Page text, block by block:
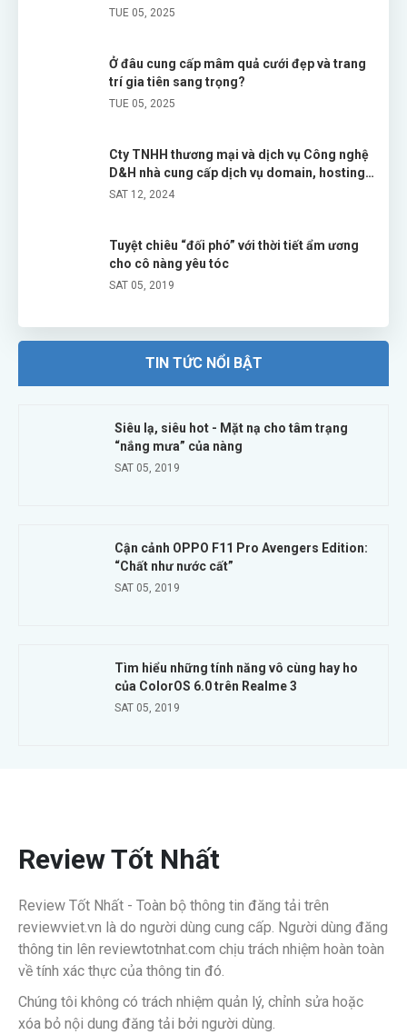
và cảm xúc...
TUE 05, 2025
Ở đâu cung cấp mâm quả cưới đẹp và trang
trí gia tiên sang trọng?
TUE 05, 2025
Cty TNHH thương mại và dịch vụ Công nghệ
D&H nhà cung cấp dịch vụ domain, hosting
chuyên nghiệp
SAT 12, 2024
Tuyệt chiêu “đối phó” với thời tiết ẩm ương
cho cô nàng yêu tóc
SAT 05, 2019
“nắng mưa” của nàng
TIN TỨC NỔI BẬT
Siêu lạ, siêu hot - Mặt nạ cho tâm trạng
“nắng mưa” của nàng
SAT 05, 2019
Cận cảnh OPPO F11 Pro Avengers Edition:
“Chất như nước cất”
SAT 05, 2019
Tìm hiểu những tính năng vô cùng hay ho
của ColorOS 6.0 trên Realme 3
SAT 05, 2019
Review Tốt Nhất
Review Tốt Nhất - Toàn bộ thông tin đăng tải trên
reviewviet.vn là do người dùng cung cấp. Người dùng đăng
thông tin lên reviewtotnhat.com chịu trách nhiệm hoàn toàn
về tính xác thực của thông tin đó.
Chúng tôi không có trách nhiệm quản lý, chỉnh sửa hoặc
xóa bỏ nội dung đăng tải bởi người dùng.